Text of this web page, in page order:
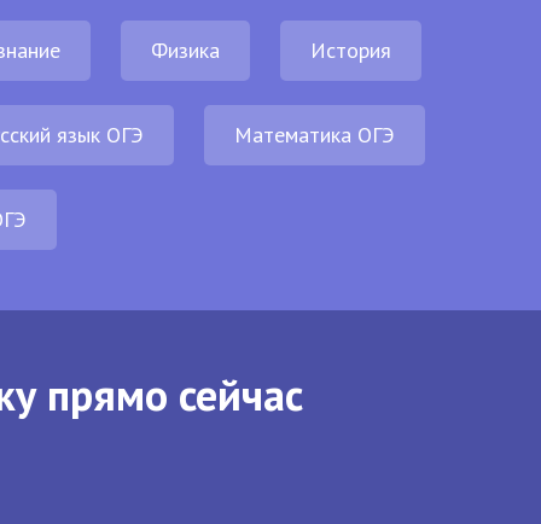
Физика История
язык ОГЭ Математика ОГЭ
прямо сейчас